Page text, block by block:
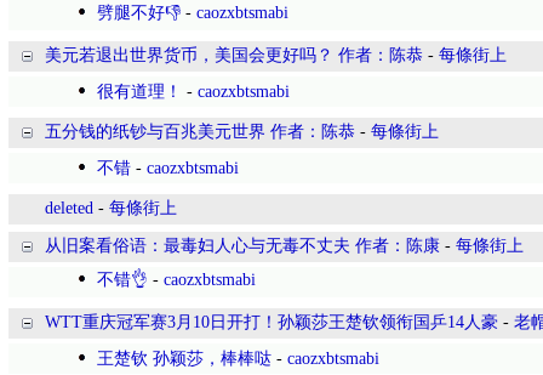
劈腿不好👎 - caozxbtsmabi
美元若退出世界货币，美国会更好吗？ 作者：陈恭 - 每條街上
很有道理！
- caozxbtsmabi
五分钱的纸钞与百兆美元世界 作者：陈恭 - 每條街上
不错 - caozxbtsmabi
deleted - 每條街上
从旧案看俗语：最毒妇人心与无毒不丈夫 作者：陈康 - 每條街上
不错👌 - caozxbtsmabi
WTT重庆冠军赛3月10日开打！孙颖莎王楚钦领衔国乒14人豪 - 老
王楚钦 孙颖莎，棒棒哒 - caozxbtsmabi